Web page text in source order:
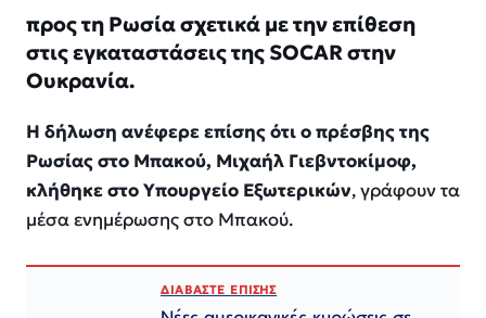
προς τη Ρωσία σχετικά με την επίθεση
στις εγκαταστάσεις της SOCAR στην
Ουκρανία.
Η δήλωση ανέφερε επίσης ότι ο πρέσβης της
Ρωσίας στο Μπακού, Μιχαήλ Γιεβντοκίμοφ,
κλήθηκε στο Υπουργείο Εξωτερικών, γράφουν τα
μέσα ενημέρωσης στο Μπακού.
ΔΙΑΒΑΣΤΕ ΕΠΙΣΗΣ